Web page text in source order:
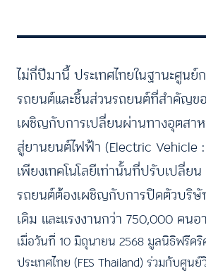
ไม่กี่ปีมานี้ ประเทศไทยในฐานะศูนย์
รถยนต์และชิ้นส่วนรถยนต์ที่สำคัญขอ
เผชิญกับการเปลี่ยนผ่านทางอุตสา
สู่ยานยนต์ไฟฟ้า (Electric Vehicle :
เพียงเทคโนโลยีเท่านั้นที่ปรับเปลี่ย
รถยนต์ต้องเผชิญกับการปิดตัวบริ
เดิม และแรงงานกว่า 750,000 คน
เมื่อวันที่ 10 มิถุนายน 2568 มูลนิธิฟรีดริ
ประเทศไทย (FES Thailand) ร่วมกับศู